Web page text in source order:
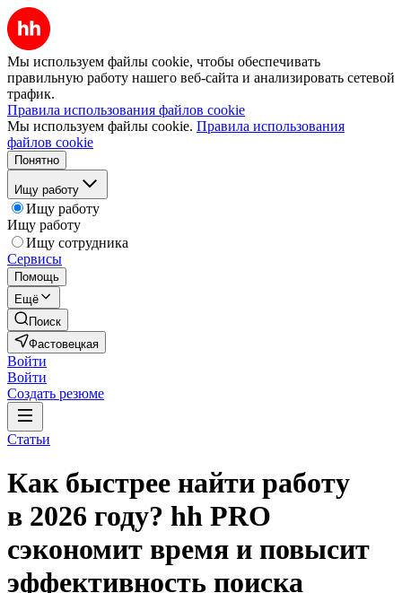
Мы используем файлы cookie, чтобы обеспечивать
правильную работу нашего веб-сайта и анализировать сетевой
трафик.
Правила использования файлов cookie
Мы используем файлы cookie. Правила использования
файлов cookie
Понятно
Ищу работу
Ищу работу
Ищу работу
Ищу сотрудника
Сервисы
Помощь
Ещё
Поиск
Фастовецкая
Войти
Войти
Создать резюме
Статьи
Как быстрее найти работу
в 2026 году? hh PRO
сэкономит время и повысит
эффективность поиска